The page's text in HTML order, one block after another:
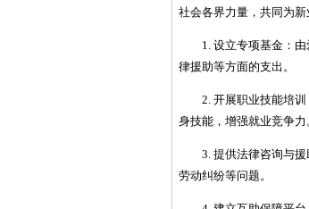
社会各界力量，共同为
1. 设立专项基金：
律援助等方面的支出。
2. 开展职业技能培
身技能，增强就业竞争力
3. 提供法律咨询与
劳动纠纷等问题。